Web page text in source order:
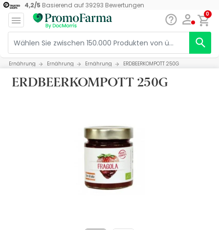
4,2/5 Basierend auf39293 Bewertungen
0
Ernährung Ernährung Ernährung ERDBEERKOMPOTT 250G
ERDBEERKOMPOTT 250G